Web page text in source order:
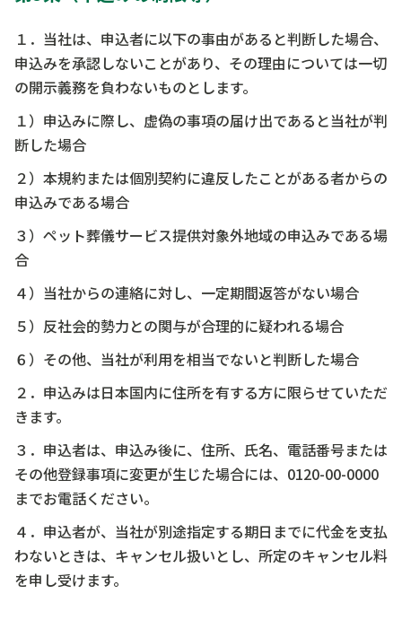
１．当社は、申込者に以下の事由があると判断した場合、
申込みを承認しないことがあり、その理由については一切
の開示義務を負わないものとします。
１）申込みに際し、虚偽の事項の届け出であると当社が判
断した場合
２）本規約または個別契約に違反したことがある者からの
申込みである場合
３）ペット葬儀サービス提供対象外地域の申込みである場
合
４）当社からの連絡に対し、一定期間返答がない場合
５）反社会的勢力との関与が合理的に疑われる場合
６）その他、当社が利用を相当でないと判断した場合
２．申込みは日本国内に住所を有する方に限らせていただ
きます。
３．申込者は、申込み後に、住所、氏名、電話番号または
その他登録事項に変更が生じた場合には、0120-00-0000
までお電話ください。
４．申込者が、当社が別途指定する期日までに代金を支払
わないときは、キャンセル扱いとし、所定のキャンセル料
を申し受けます。